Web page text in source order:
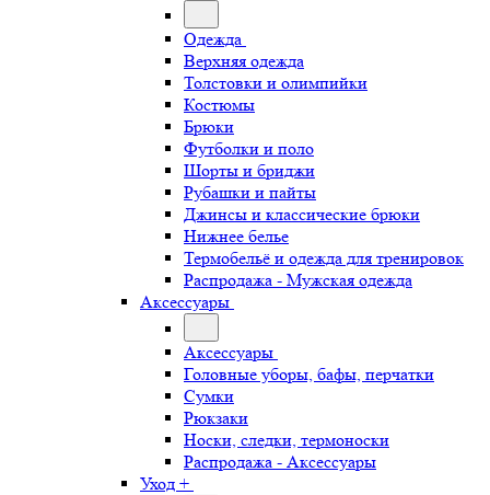
Одежда
Верхняя одежда
Толстовки и олимпийки
Костюмы
Брюки
Футболки и поло
Шорты и бриджи
Рубашки и пайты
Джинсы и классические брюки
Нижнее белье
Термобельё и одежда для тренировок
Распродажа - Мужская одежда
Аксессуары
Аксессуары
Головные уборы, бафы, перчатки
Сумки
Рюкзаки
Носки, следки, термоноски
Распродажа - Аксессуары
Уход +